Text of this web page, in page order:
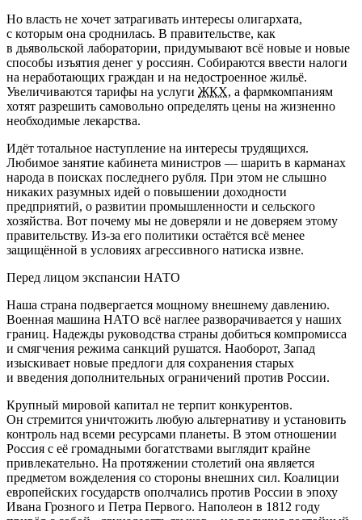
Но власть не хочет затрагивать интересы олигархата,
с которым она сроднилась. В правительстве, как
в дьявольской лаборатории, придумывают всё новые и новые
способы изъятия денег у россиян. Собираются ввести налоги
на неработающих граждан и на недостроенное жильё.
Увеличиваются тарифы на услуги ЖКХ, а фармкомпаниям
хотят разрешить самовольно определять цены на жизненно
необходимые лекарства.
Идёт тотальное наступление на интересы трудящихся.
Любимое занятие кабинета министров — шарить в карманах
народа в поисках последнего рубля. При этом не слышно
никаких разумных идей о повышении доходности
предприятий, о развитии промышленности и сельского
хозяйства. Вот почему мы не доверяли и не доверяем этому
правительству. Из-за его политики остаётся всё менее
защищённой в условиях агрессивного натиска извне.
Перед лицом экспансии НАТО
Наша страна подвергается мощному внешнему давлению.
Военная машина НАТО всё наглее разворачивается у наших
границ. Надежды руководства страны добиться компромисса
и смягчения режима санкций рушатся. Наоборот, Запад
изыскивает новые предлоги для сохранения старых
и введения дополнительных ограничений против России.
Крупный мировой капитал не терпит конкурентов.
Он стремится уничтожить любую альтернативу и установить
контроль над всеми ресурсами планеты. В этом отношении
Россия с её громадными богатствами выглядит крайне
привлекательно. На протяжении столетий она является
предметом вожделения со стороны внешних сил. Коалиции
европейских государств ополчались против России в эпоху
Ивана Грозного и Петра Первого. Наполеон в 1812 году